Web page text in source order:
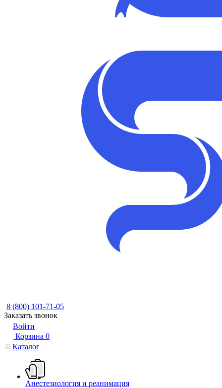
8 (800) 101-71-05
Заказать звонок
Войти
Корзина 0
Каталог
Анестезиология и реанимация